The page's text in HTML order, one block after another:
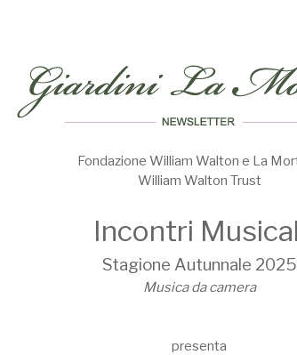
Fondazione William Walton e La
William Walton Trust
Incontri
Stagione Autunnale 2025
Musica da camera
presenta